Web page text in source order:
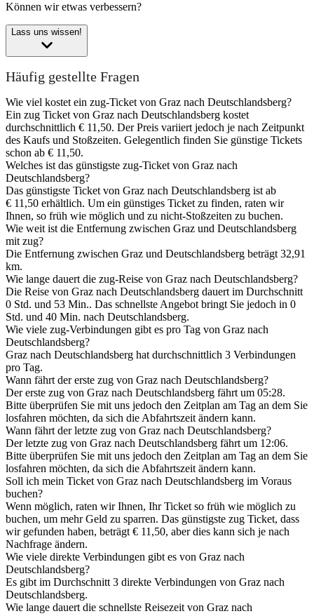
Können wir etwas verbessern?
Lass uns wissen!
Häufig gestellte Fragen
Wie viel kostet ein zug-Ticket von Graz nach Deutschlandsberg?
Ein zug Ticket von Graz nach Deutschlandsberg kostet
durchschnittlich € 11,50. Der Preis variiert jedoch je nach Zeitpunkt
des Kaufs und Stoßzeiten. Gelegentlich finden Sie günstige Tickets
schon ab € 11,50.
Welches ist das günstigste zug-Ticket von Graz nach
Deutschlandsberg?
Das günstigste Ticket von Graz nach Deutschlandsberg ist ab
€ 11,50 erhältlich. Um ein günstiges Ticket zu finden, raten wir
Ihnen, so früh wie möglich und zu nicht-Stoßzeiten zu buchen.
Wie weit ist die Entfernung zwischen Graz und Deutschlandsberg
mit zug?
Die Entfernung zwischen Graz und Deutschlandsberg beträgt 32,91
km.
Wie lange dauert die zug-Reise von Graz nach Deutschlandsberg?
Die Reise von Graz nach Deutschlandsberg dauert im Durchschnitt
0 Std. und 53 Min.. Das schnellste Angebot bringt Sie jedoch in 0
Std. und 40 Min. nach Deutschlandsberg.
Wie viele zug-Verbindungen gibt es pro Tag von Graz nach
Deutschlandsberg?
Graz nach Deutschlandsberg hat durchschnittlich 3 Verbindungen
pro Tag.
Wann fährt der erste zug von Graz nach Deutschlandsberg?
Der erste zug von Graz nach Deutschlandsberg fährt um 05:28.
Bitte überprüfen Sie mit uns jedoch den Zeitplan am Tag an dem Sie
losfahren möchten, da sich die Abfahrtszeit ändern kann.
Wann fährt der letzte zug von Graz nach Deutschlandsberg?
Der letzte zug von Graz nach Deutschlandsberg fährt um 12:06.
Bitte überprüfen Sie mit uns jedoch den Zeitplan am Tag an dem Sie
losfahren möchten, da sich die Abfahrtszeit ändern kann.
Soll ich mein Ticket von Graz nach Deutschlandsberg im Voraus
buchen?
Wenn möglich, raten wir Ihnen, Ihr Ticket so früh wie möglich zu
buchen, um mehr Geld zu sparren. Das günstigste zug Ticket, dass
wir gefunden haben, beträgt € 11,50, aber dies kann sich je nach
Nachfrage ändern.
Wie viele direkte Verbindungen gibt es von Graz nach
Deutschlandsberg?
Es gibt im Durchschnitt 3 direkte Verbindungen von Graz nach
Deutschlandsberg.
Wie lange dauert die schnellste Reisezeit von Graz nach